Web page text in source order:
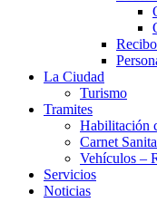
La Ciudad
Turismo
Tramites
Habilitación
Carnet
Vehículos –
Servicios
Noticias